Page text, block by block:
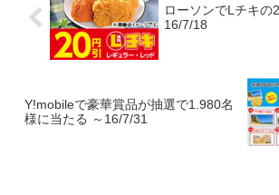
ローソンでLチキの
16/7/18
Y!mobileで豪華賞品が抽選で1.980名
様に当たる ～16/7/31